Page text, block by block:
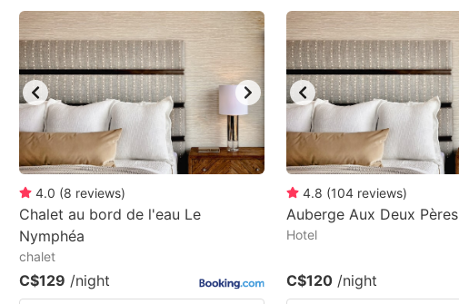
4.0 (8 reviews)
Chalet au bord de l'eau Le
Nymphéa
chalet
C$129 /night
4.8 (104 reviews)
Auberge Aux Deux Pères
Hotel
C$120 /night